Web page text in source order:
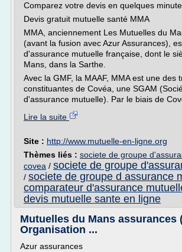
Comparez votre devis en quelques
Devis gratuit mutuelle santé MMA
MMA, anciennement Les Mutuelles du
(avant la fusion avec Azur Assurances),
d'assurance mutuelle française, dont le
Mans, dans la Sarthe.
Avec la GMF, la MAAF, MMA est une des
constituantes de Covéa, une SGAM
d'assurance mutuelle). Par le biais de
Lire la suite
Site : http://www.mutuelle-en-ligne.org
Thèmes liés : societe de groupe
covea / societe de groupe
/ societe de groupe d assurance
comparateur d'assurance
devis mutuelle sante en ligne
Mutuelles du Mans assurances
Organisation ...
Azur assurances